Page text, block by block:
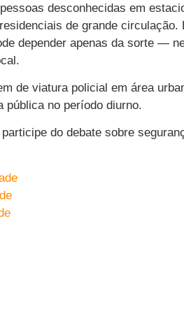
desconhecidas em
de grande circulação.
depender apenas da sorte —
de viatura policial em área
pública no período diurno.
do debate sobre